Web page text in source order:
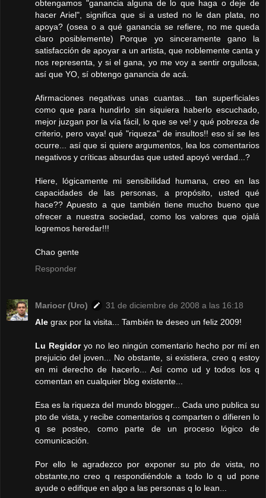
obtengamos "ganancia alguna de lo que haga o deje de
hacer Ariel", significa que si a usted no le dan plata, no
apoya? (osea o a qué ganancia se refiere, no me queda
claro posiblemente) Porque yo sinceramente gano la
satisfacción de apoyar a un artista, que noblemente canta y
nos representa, y si el gana, yo me voy a sentir orgullosa,
así que YO, sí obtengo ganancia de acá.
Afirmaciones negativas unas cuantas... tan superficiales
como que para hundirlo sin siquiera haberlo escuchado,
mejor juzgan por la vía fácil, lo que se ve! y qué pobreza de
criterio, pero vaya! qué "riqueza" de insultos!! eso sí se les
ocurre... así que si quiere argumentos, lea los comentarios
negativos y críticas absurdas que usted apoyó verdad...?
Hiere, lógicamente mi sensibilidad humana, creo en las
capacidades de las personas, a propósito, usted qué
hace?? Apuesto a que también tiene mucho bueno que
ofrecer a nuestra sociedad, como los valores que ojalá
logremos heredar!!!
Chao gente
Responder
Mariocr (Uro)
31 de diciembre de 2008 a las 16:18
Ale grax por la visita... También te deseo un feliz 2009!
Lu Regidoryo no leo ningún comentario hecho por mí en
prejuicio del joven... No obstante, si existiera, creo q estoy
en mi derecho de hacerlo... Así como ud y todos los q
comentan en cualquier blog existente...
Esa es la riqueza del mundo blogger... Cada uno publica su
pto de vista, y recibe comentarios q comparten o difieren lo
q se posteo, como parte de un proceso lógico de
comunicación.
Por ello le agradezco por exponer su pto de vista, no
obstante,no creo q respondiéndole a todo lo q ud pone
ayude o edifique en algo a las personas q lo lean...